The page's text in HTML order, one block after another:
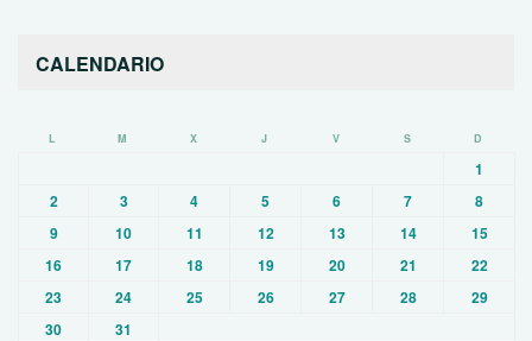
CALENDARIO
L M X J V S D
1
2
3 4 5 6 7
8
9
10 11 12 13 14
15
16
17 18 19 20 21
22
23
24 25 26 27 28
29
30
31